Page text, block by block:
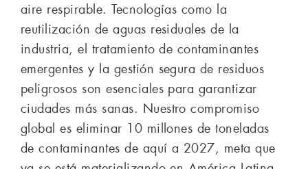
aire respirable. Tecnologías como la
reutilización de aguas residuales de la
industria, el tratamiento de contaminantes
emergentes y la gestión segura de residuos
peligrosos son esenciales para garantizar
ciudades más sanas. Nuestro compromiso
global es eliminar 10 millones de toneladas
de contaminantes de aquí a 2027, meta que